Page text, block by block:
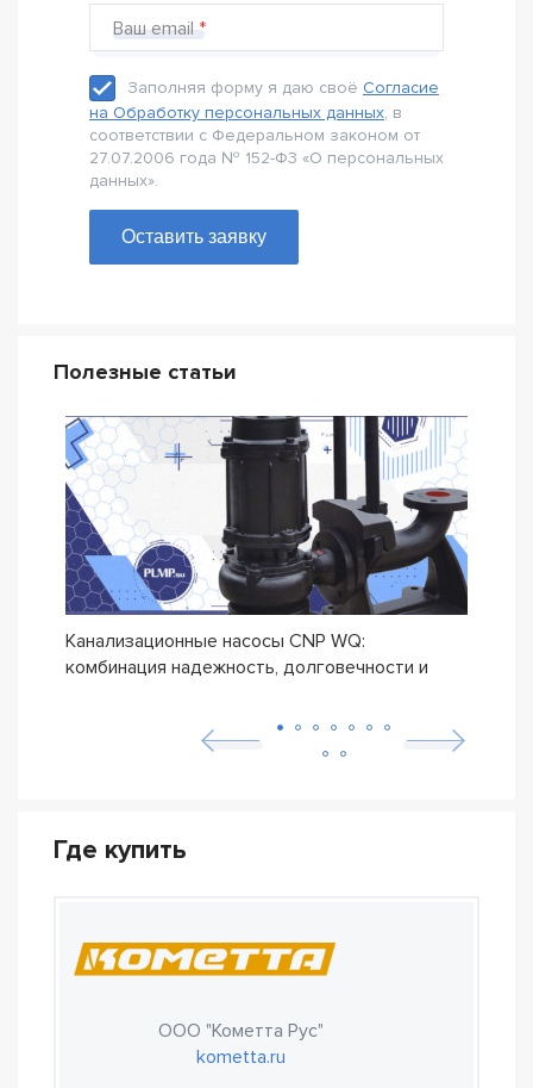
Ваш email
Заполняя форму я даю своё Согласие
на Обработку персональных данных, в
соответствии с Федеральном законом от
27.07.2006 года № 152-Ф3 «О персональных
данных».
Оставить заявку
Полезные статьи
Канализационные насосы CNP WQ:
комбинация надежность, долговечности и
Где купить
ООО "Кометта Рус"
kometta.ru